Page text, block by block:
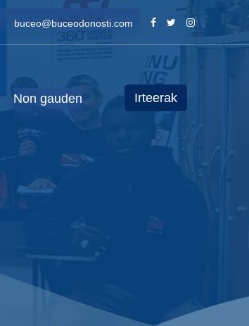
buceo@buceodonosti.com
Non gauden Irteerak